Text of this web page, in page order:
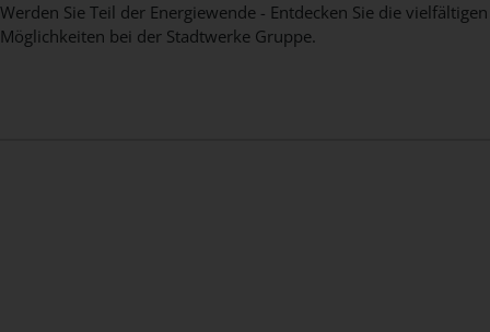
Werden Sie Teil der Energiewende - Entdecken Sie die vielfältigen
Möglichkeiten bei der Stadtwerke Gruppe.